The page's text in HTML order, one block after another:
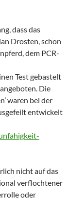
dass das
Drosten, schon
dem PCR-
Test gebastelt
Die
waren bei der
entwickelt
nicht auf das
verflochtener
oder